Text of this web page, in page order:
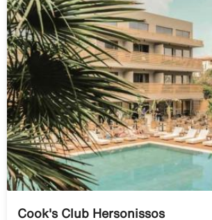
Cook's Club Hersonissos